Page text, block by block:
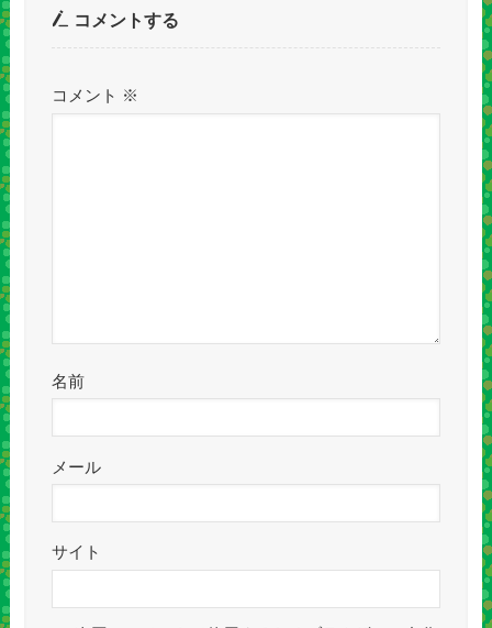
コメントする
コメント ※
名前
メール
サイト